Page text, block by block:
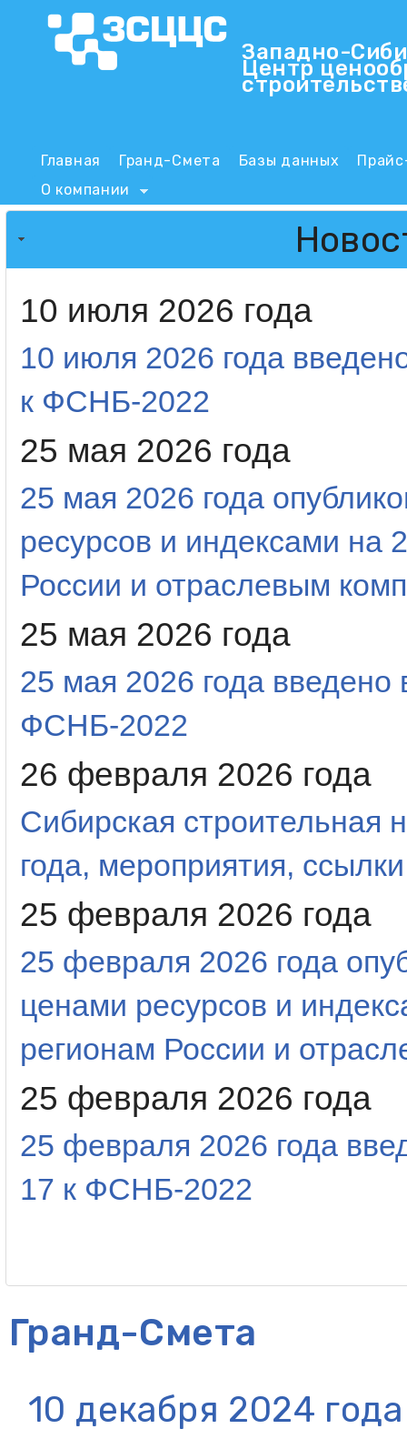
ЗСЦЦС
Западно-
Центр
Главная
Гранд-Смета Базы данных
О компании
10 июля 2026 года
10 июля 2026 года
к ФСНБ-2022
25 мая 2026 года
25 мая 2026 года
ресурсов и индексами на
России и отраслевым
25 мая 2026 года
25 мая 2026 года
ФСНБ-2022
26 февраля 2026 года
Сибирская строительная
года, мероприятия,
25 февраля 2026 года
25 февраля 2026 года
ценами ресурсов и
регионам России и
25 февраля 2026 года
25 февраля 2026 года
17 к ФСНБ-2022
Гранд-Смета
10 декабря 2024